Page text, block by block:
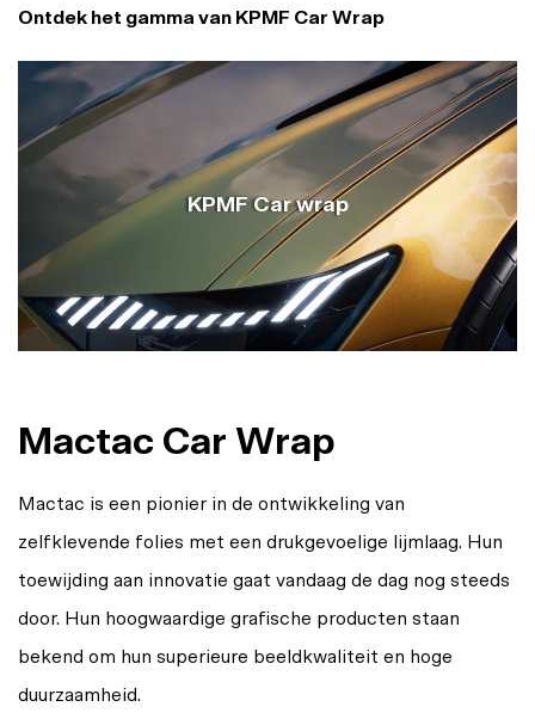
Ontdek het gamma van KPMF Car Wrap
KPMF Car wrap
Mactac Car Wrap
Mactac is een pionier in de ontwikkeling van
zelfklevende folies met een drukgevoelige lijmlaag. Hun
toewijding aan innovatie gaat vandaag de dag nog steeds
door. Hun hoogwaardige grafische producten staan
bekend om hun superieure beeldkwaliteit en hoge
duurzaamheid.